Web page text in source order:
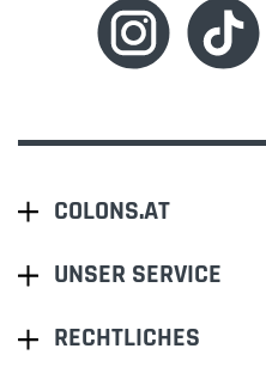
COLONS.AT
UNSER SERVICE
RECHTLICHES